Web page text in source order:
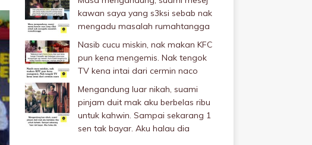
kawan saya yang s3ksi sebab nak
mengadu masalah rumahtangga
Nasib cucu miskin, nak makan KFC
pun kena mengemis. Nak tengok
TV kena intai dari cermin naco
Mengandung luar nikah, suami
pinjam duit mak aku berbelas ribu
untuk kahwin. Sampai sekarang 1
sen tak bayar. Aku halau dia